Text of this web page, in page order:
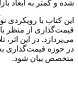
شده و کمتر به ابعاد
این کتاب با رویکردی
قیمت‌گذاری از منظر
می‌پردازد. در این
در حوزه قیمت‌گذاری
متخصص بیان شود.